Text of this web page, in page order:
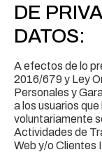
DE
DATOS:
A efectos de lo
2016/679 y Ley
Personales y
a los usuarios
voluntariamente
Actividades de
Web y/o Clientes